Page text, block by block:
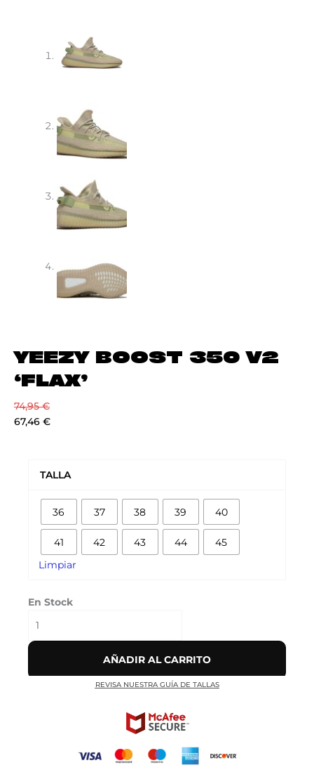
YEEZY BOOST 350 V2
‘FLAX’
74,95€
67,46 €
TALLA
36 37 38 39 40
41 42 43 44 45
Limpiar
En Stock
'FLAX'
cantidad
AÑADIR AL CARRITO
REVISA NUESTRA GUÍA DE TALLAS